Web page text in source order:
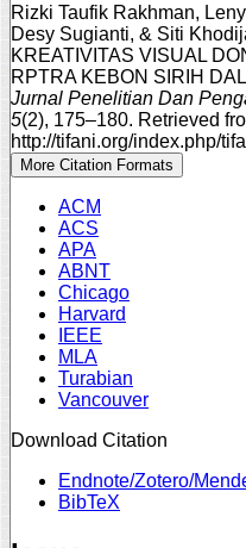
Rizki Taufik Rakhman,
Desy Sugianti, & Siti
KREATIVITAS VISUAL
RPTRA KEBON SIRIH
Jurnal Penelitian Dan
5(2), 175–180. Retrieved
http://tifani.org/index.php/
More Citation Formats
ACM
ACS
APA
ABNT
Chicago
Harvard
IEEE
MLA
Turabian
Vancouver
Download Citation
Endnote/Zotero/
BibTeX